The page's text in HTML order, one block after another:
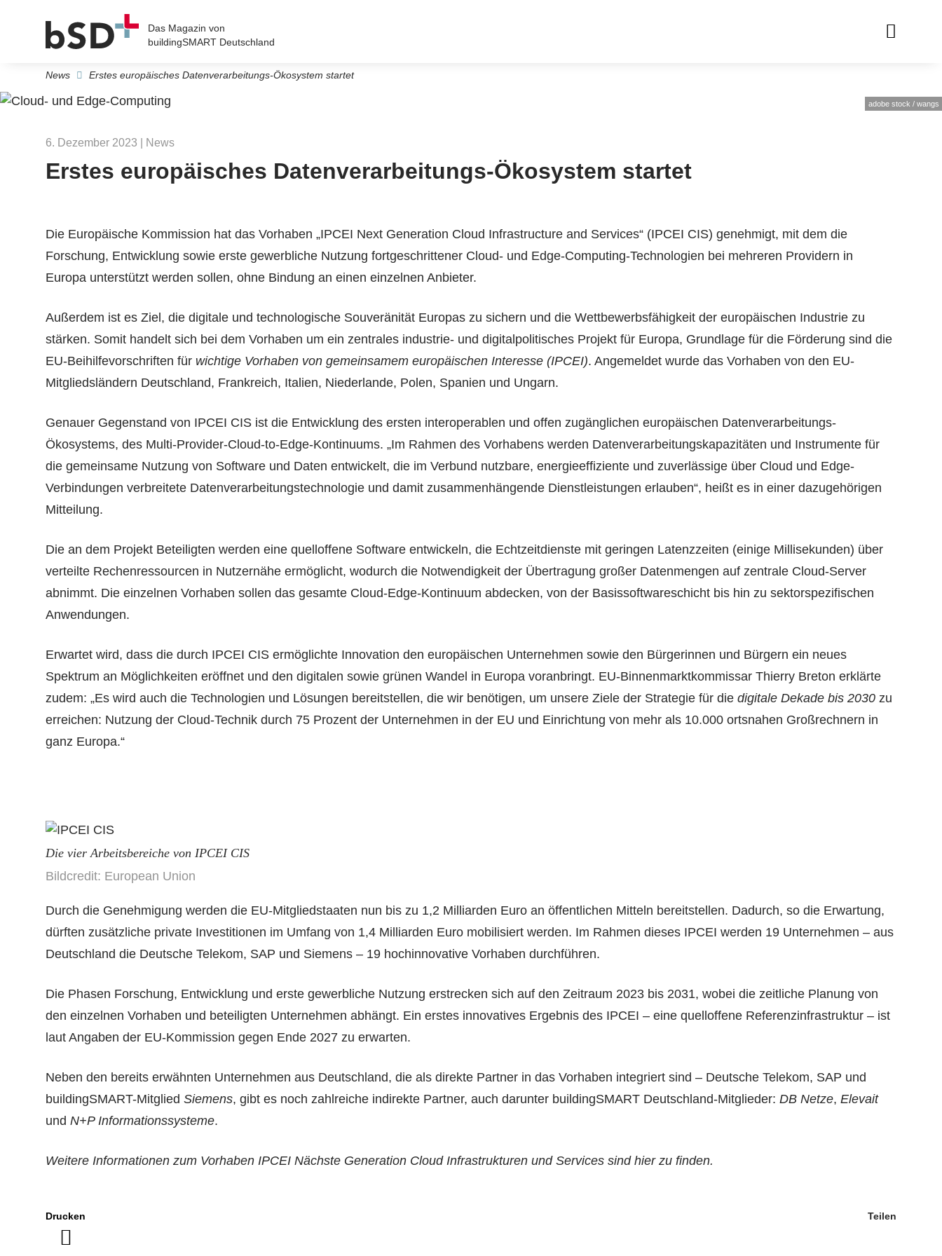
Das Magazin von
buildingSMART Deutschland
News Erstes europäisches Datenverarbeitungs-Ökosystem startet
adobe stock / wangs
6. Dezember 2023 | News
Erstes europäisches Datenverarbeitungs-Ökosystem startet
Die Europäische Kommission hat das Vorhaben „IPCEI Next Generation Cloud Infrastructure and Services“ (IPCEI CIS) genehmigt, mit dem die
Forschung, Entwicklung sowie erste gewerbliche Nutzung fortgeschrittener Cloud- und Edge-Computing-Technologien bei mehreren Providern in
Europa unterstützt werden sollen, ohne Bindung an einen einzelnen Anbieter.
Außerdem ist es Ziel, die digitale und technologische Souveränität Europas zu sichern und die Wettbewerbsfähigkeit der europäischen Industrie zu
stärken. Somit handelt sich bei dem Vorhaben um ein zentrales industrie- und digitalpolitisches Projekt für Europa, Grundlage für die Förderung sind die
EU-Beihilfevorschriften für wichtige Vorhaben von gemeinsamem europäischen Interesse (IPCEI). Angemeldet wurde das Vorhaben von den EU-
Mitgliedsländern Deutschland, Frankreich, Italien, Niederlande, Polen, Spanien und Ungarn.
Genauer Gegenstand von IPCEI CIS ist die Entwicklung des ersten interoperablen und offen zugänglichen europäischen Datenverarbeitungs-
Ökosystems, des Multi-Provider-Cloud-to-Edge-Kontinuums. „Im Rahmen des Vorhabens werden Datenverarbeitungskapazitäten und Instrumente für
die gemeinsame Nutzung von Software und Daten entwickelt, die im Verbund nutzbare, energieeffiziente und zuverlässige über Cloud und Edge-
Verbindungen verbreitete Datenverarbeitungstechnologie und damit zusammenhängende Dienstleistungen erlauben“, heißt es in einer dazugehörigen
Mitteilung.
Die an dem Projekt Beteiligten werden eine quelloffene Software entwickeln, die Echtzeitdienste mit geringen Latenzzeiten (einige Millisekunden) über
verteilte Rechenressourcen in Nutzernähe ermöglicht, wodurch die Notwendigkeit der Übertragung großer Datenmengen auf zentrale Cloud-Server
abnimmt. Die einzelnen Vorhaben sollen das gesamte Cloud-Edge-Kontinuum abdecken, von der Basissoftwareschicht bis hin zu sektorspezifischen
Anwendungen.
Erwartet wird, dass die durch IPCEI CIS ermöglichte Innovation den europäischen Unternehmen sowie den Bürgerinnen und Bürgern ein neues
Spektrum an Möglichkeiten eröffnet und den digitalen sowie grünen Wandel in Europa voranbringt. EU-Binnenmarktkommissar Thierry Breton erklärte
zudem: „Es wird auch die Technologien und Lösungen bereitstellen, die wir benötigen, um unsere Ziele der Strategie für die digitale Dekade bis 2030 zu
erreichen: Nutzung der Cloud-Technik durch 75 Prozent der Unternehmen in der EU und Einrichtung von mehr als 10.000 ortsnahen Großrechnern in
ganz Europa.“
Die vier Arbeitsbereiche von IPCEI CIS
Bildcredit: European Union
Durch die Genehmigung werden die EU-Mitgliedstaaten nun bis zu 1,2 Milliarden Euro an öffentlichen Mitteln bereitstellen. Dadurch, so die Erwartung,
dürften zusätzliche private Investitionen im Umfang von 1,4 Milliarden Euro mobilisiert werden. Im Rahmen dieses IPCEI werden 19 Unternehmen – aus
Deutschland die Deutsche Telekom, SAP und Siemens – 19 hochinnovative Vorhaben durchführen.
Die Phasen Forschung, Entwicklung und erste gewerbliche Nutzung erstrecken sich auf den Zeitraum 2023 bis 2031, wobei die zeitliche Planung von
den einzelnen Vorhaben und beteiligten Unternehmen abhängt. Ein erstes innovatives Ergebnis des IPCEI – eine quelloffene Referenzinfrastruktur – ist
laut Angaben der EU-Kommission gegen Ende 2027 zu erwarten.
Neben den bereits erwähnten Unternehmen aus Deutschland, die als direkte Partner in das Vorhaben integriert sind – Deutsche Telekom, SAP und
buildingSMART-Mitglied Siemens, gibt es noch zahlreiche indirekte Partner, auch darunter buildingSMART Deutschland-Mitglieder: DB Netze, Elevait
und N+P Informationssysteme.
Weitere Informationen zum Vorhaben IPCEI Nächste Generation Cloud Infrastrukturen und Services sind hier zu finden.
Drucken Teilen